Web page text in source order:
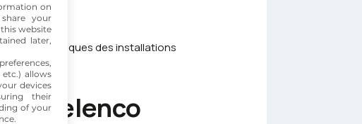
et climatiques des installations
Telenco
on
your
website
later,
allows
devices
their
of your